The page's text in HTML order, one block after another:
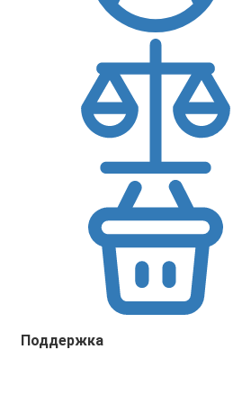
Поддержка